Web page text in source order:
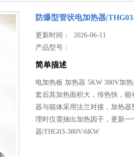
防爆型管状电加热器
更新时间： 2026-06-11
产品型号：
简单描述
电加热板 加热器 5KW 380V加
套后其加热面积大，传热快，
器与箱体采用法兰对接，加热
理时仅需抽出加热因子，更新
器|THG03-380V/6KW